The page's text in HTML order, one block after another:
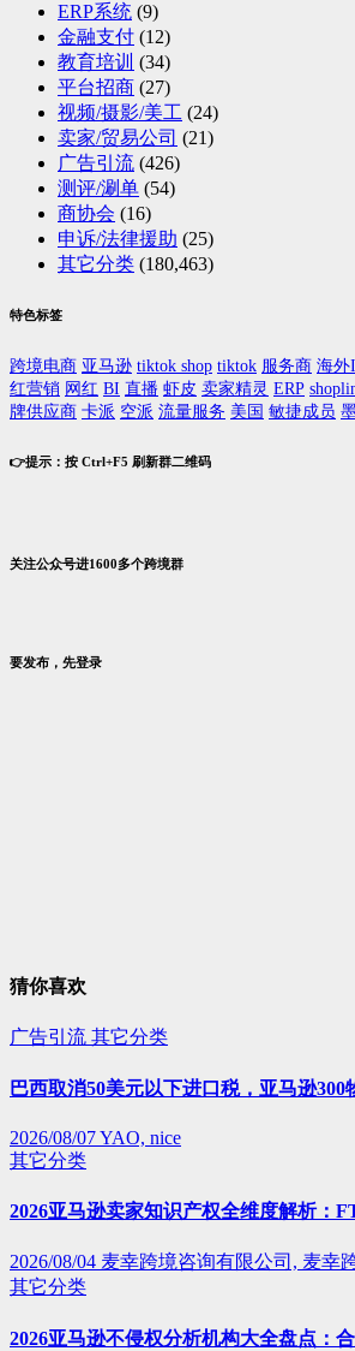
ERP系统 (9)
金融支付 (12)
教育培训 (34)
平台招商 (27)
视频/摄影/美工 (24)
卖家/贸易公司 (21)
广告引流 (426)
测评/涮单 (54)
商协会 (16)
申诉/法律援助 (25)
其它分类 (180,463)
特色标签
跨境电商 亚马逊 tiktok shop tiktok 服务商 海外
红营销 网红 BI 直播 虾皮 卖家精灵 ERP
牌供应商 卡派 空派 流量服务 美国 敏捷成员
👉提示：按 Ctrl+F5 刷新群二维码
关注公众号进1600多个跨境群
要发布，先登录
猜你喜欢
广告引流 其它分类
巴西取消50美元以下进口税，亚马逊300
2026/08/07YAO, nice
其它分类
2026亚马逊卖家知识产权全维度解析：
2026/08/04 麦幸跨境咨询有限公司, 麦幸
其它分类
2026亚马逊不侵权分析机构大全盘点：